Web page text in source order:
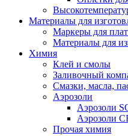
Материалы для
Маркеры для
Материалы для
Химия
Клей и смолы
Заливочный
Смазки, масла,
Аэрозоли
Аэрозоли
Аэрозоли
Прочая химия